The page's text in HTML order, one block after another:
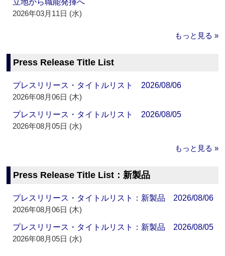
立地から職能発揮へ
2026年03月11日 (水)
もっと見る »
Press Release Title List
プレスリリース・タイトルリスト 2026/08/06
2026年08月06日 (木)
プレスリリース・タイトルリスト 2026/08/05
2026年08月05日 (水)
もっと見る »
Press Release Title List：新製品
プレスリリース・タイトルリスト：新製品 2026/08/06
2026年08月06日 (木)
プレスリリース・タイトルリスト：新製品 2026/08/05
2026年08月05日 (水)